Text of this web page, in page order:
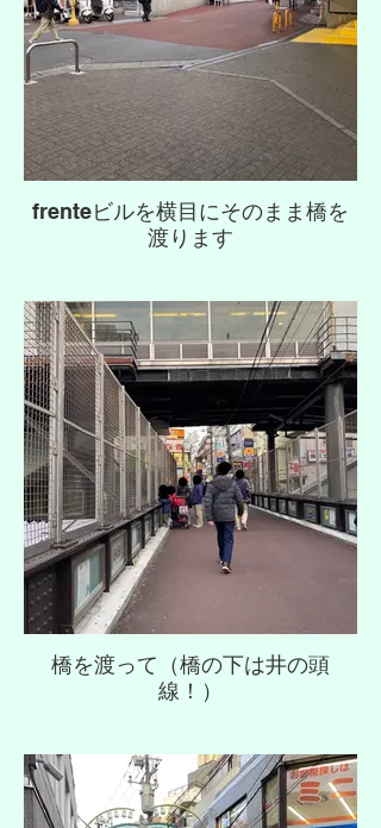
frenteビルを横目にそのまま橋を
渡ります
橋を渡って（橋の下は井の頭
線！）